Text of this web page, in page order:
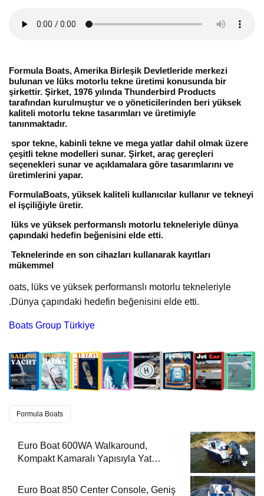
Formula Boats, Amerika Birleşik Devletleride merkezi
bulunan ve lüks motorlu tekne üretimi konusunda bir
şirkettir. Şirket, 1976 yılında Thunderbird Products
tarafından kurulmuştur ve o yöneticilerinden beri yüksek
kaliteli motorlu tekne tasarımları ve üretimiyle
tanınmaktadır.
spor tekne, kabinli tekne ve mega yatlar dahil olmak üzere
çeşitli tekne modelleri sunar. Şirket, araç gereçleri
seçenekleri sunar ve açıklamalara göre tasarımlarını ve
üretimlerini yapar.
FormulaBoats, yüksek kaliteli kullanıcılar kullanır ve tekneyi
el işçiliğiyle üretir.
lüks ve yüksek performanslı motorlu tekneleriyle dünya
çapındaki hedefin beğenisini elde etti.
Teknelerinde en son cihazları kullanarak kayıtları
mükemmel
oats, lüks ve yüksek performanslı motorlu tekneleriyle
.Dünya çapındaki hedefin beğenisini elde etti.
Boats Group Türkiye
Formula Boats
Euro Boat 600WA Walkaround,
Kompakt Kamaralı Yapısıyla Yat
Euro Boat 850 Center Console, Geniş